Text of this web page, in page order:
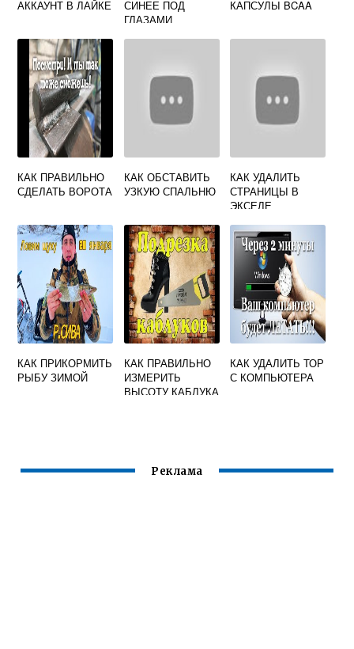
АККАУНТ В ЛАЙКЕ
СИНЕЕ ПОД
ГЛАЗАМИ
КАПСУЛЫ BCAA
КАК ПРАВИЛЬНО
СДЕЛАТЬ ВОРОТА
КАК ОБСТАВИТЬ
УЗКУЮ СПАЛЬНЮ
КАК УДАЛИТЬ
СТРАНИЦЫ В
ЭКСЕЛЕ
КАК ПРИКОРМИТЬ
РЫБУ ЗИМОЙ
КАК ПРАВИЛЬНО
ИЗМЕРИТЬ
ВЫСОТУ КАБЛУКА
КАК УДАЛИТЬ ТОР
С КОМПЬЮТЕРА
Реклама